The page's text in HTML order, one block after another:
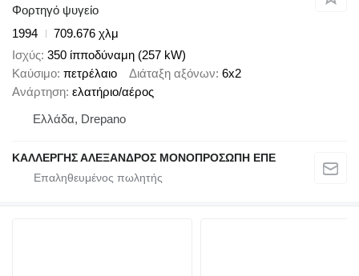
Φορτηγό ψυγείο
1994
709.676 χλμ
Ισχύς 350 ίπποδύναμη (257 kW)
Καύσιμο πετρέλαιο Διάταξη αξόνων 6x2
Ανάρτηση ελατήριο/αέρος
Ελλάδα, Drepano
ΚΑΛΛΕΡΓΗΣ ΑΛΕΞΑΝΔΡΟΣ ΜΟΝΟΠΡΟΣΩΠΗ ΕΠΕ